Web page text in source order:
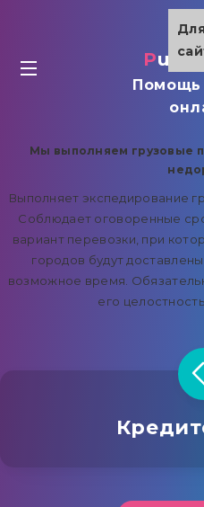
Помощь юриста
Мы выполняем грузовые
Выполняет экспедирование
Соблюдает оговоренные
вариант перевозки, при
городов будут
возможное время.
его